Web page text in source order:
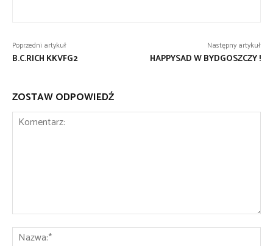
Poprzedni artykuł
B.C.RICH KKVFG2
Następny artykuł
HAPPYSAD W BYDGOSZCZY !
ZOSTAW ODPOWIEDŹ